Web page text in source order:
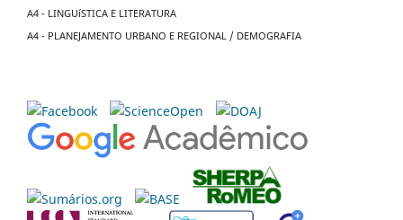
A4 - LINGUíSTICA E LITERATURA
A4 - PLANEJAMENTO URBANO E REGIONAL / DEMOGRAFIA